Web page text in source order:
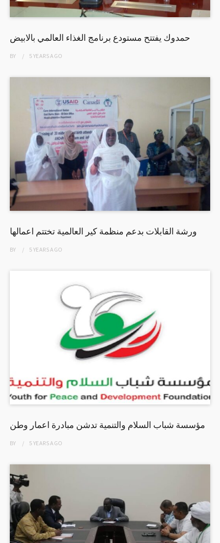
حمدوك يفتتح مستودع برنامج الغذاء العالمي بالابيض
BY 5 YEARSAGO
ورشة القابلات بدعم منظمة كير العالمية تختتم اعمالها
BY 5 YEARSAGO
مؤسسة شباب السلام والتنمية تدشن مبادرة اعمار وطن
BY 5 YEARSAGO